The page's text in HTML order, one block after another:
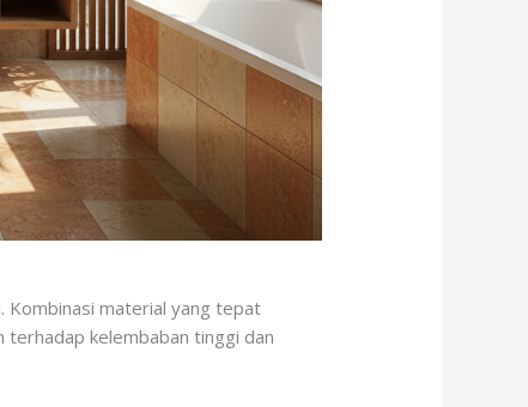
Kombinasi material yang tepat
terhadap kelembaban tinggi dan